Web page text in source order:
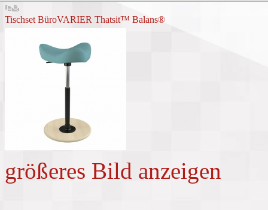
Tischset BüroVARIER Thatsit™ Balans®
größeres Bild anzeigen